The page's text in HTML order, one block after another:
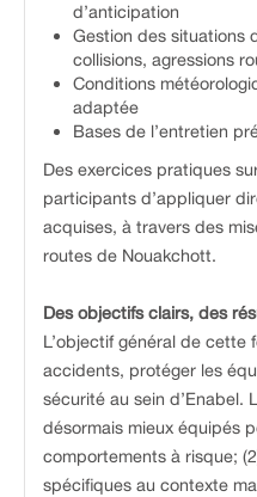
d’anticipation
Gestion des situations
collisions, agressions
Conditions
adaptée
Bases de l’entretien
Des exercices pratiques
participants d’appliquer
acquises, à travers des
routes de Nouakchott.
Des objectifs clairs, des
L’objectif général de cette
accidents, protéger les
sécurité au sein d’Enabel.
désormais mieux équipés
comportements à risque;
spécifiques au contexte